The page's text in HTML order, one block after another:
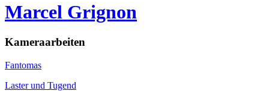
Marcel Grignon
Kameraarbeiten
Fantomas
Laster und Tugend